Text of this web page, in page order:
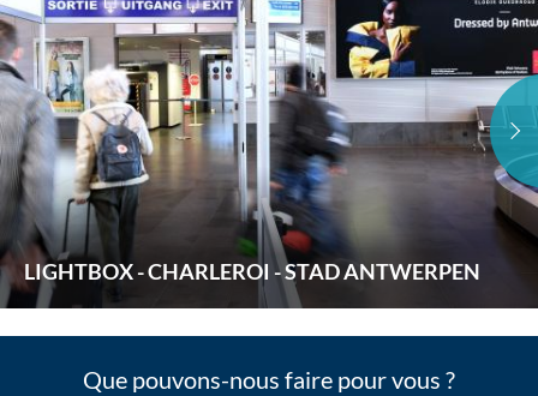
LIGHTBOX - CHARLEROI - STAD ANTWERPEN
Que pouvons-nous faire pour vous ?